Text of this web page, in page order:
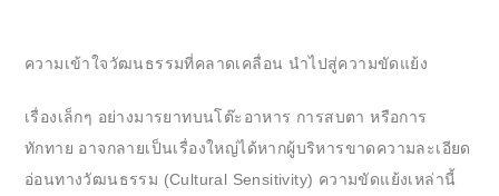
ความเข้าใจวัฒนธรรมที่คลาดเคลื่อน นำไปสู่ความขัดแย้ง
เรื่องเล็กๆ อย่างมารยาทบนโต๊ะอาหาร การสบตา หรือการ
ทักทาย อาจกลายเป็นเรื่องใหญ่ได้หากผู้บริหารขาดความละเอียด
อ่อนทางวัฒนธรรม (Cultural Sensitivity) ความขัดแย้งเหล่านี้